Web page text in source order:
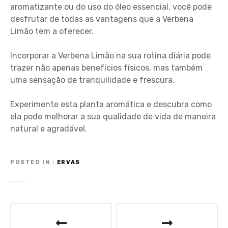
aromatizante ou do uso do óleo essencial, você pode
desfrutar de todas as vantagens que a Verbena
Limão tem a oferecer.
Incorporar a Verbena Limão na sua rotina diária pode
trazer não apenas benefícios físicos, mas também
uma sensação de tranquilidade e frescura.
Experimente esta planta aromática e descubra como
ela pode melhorar a sua qualidade de vida de maneira
natural e agradável.
POSTED IN ERVAS